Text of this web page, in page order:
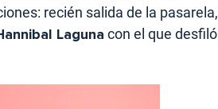
recién salida de la pasarela,
Laguna con el que desfiló